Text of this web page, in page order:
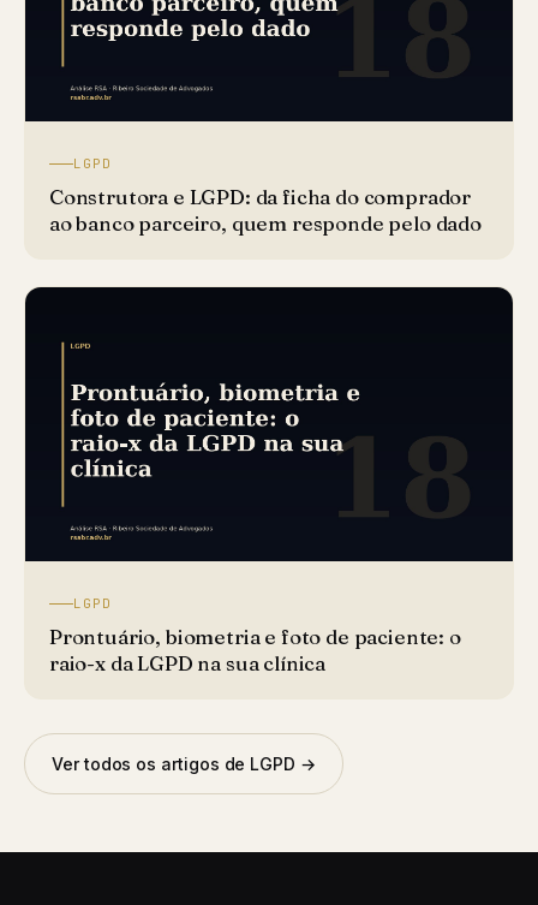
LGPD
Construtora e LGPD: da ficha do comprador
ao banco parceiro, quem responde pelo dado
LGPD
Prontuário, biometria e foto de paciente: o
raio-x da LGPD na sua clínica
Ver todos os artigos de LGPD →